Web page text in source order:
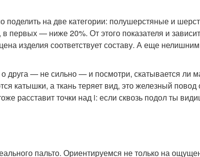
поделить на две категории: полушерстяные и
первых — ниже 20%. От этого показателя и зависит
изделия соответствует составу. А еще
о друга — не сильно — и посмотри, скатывается ли
катышки, а ткань теряет вид, это железный повод
расставит точки над i: если сквозь подол ты
пальто. Ориентируемся не только на